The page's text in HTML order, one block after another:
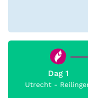
ingericht in alpine
Zwitserland. Voel
Hilton (Garden Inn)
De reis eindigt in
Dag 1
Utrecht -